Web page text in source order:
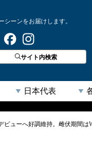
ーンをお届けします。
ーリパブリック
サイト内検索
日本代表
ビューへ好調維持。雌伏期間は